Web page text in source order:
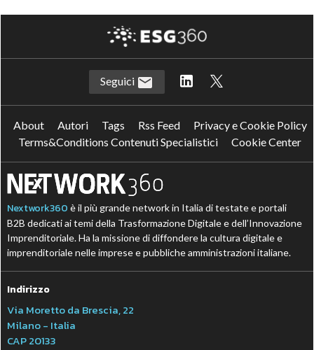
Seguici
About Autori Tags Rss Feed
Privacy e Cookie Policy
Terms&Conditions Contenuti Specialistici
Cookie Center
Nextwork360 è il più grande network in Italia di testate e portali
B2B dedicati ai temi della Trasformazione Digitale e dell’Innovazione
Imprenditoriale. Ha la missione di diffondere la cultura digitale e
imprenditoriale nelle imprese e pubbliche amministrazioni italiane.
Indirizzo
Via Moretto da Brescia, 22
Milano - Italia
CAP 20133